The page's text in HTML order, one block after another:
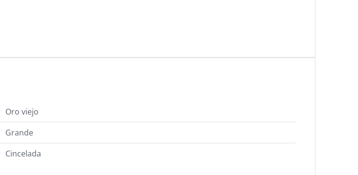
Oro viejo
Grande
Cincelada